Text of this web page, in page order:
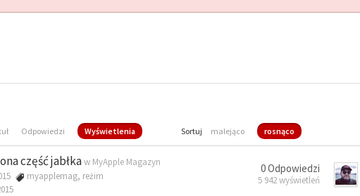
Odpowiedzi Wyświetlenia Sortuj malejąco rosnąco
część jabłkaw MyApple Magazyn
myapplemag, reżim
0 Odpowiedzi
5 942 wyświetleń